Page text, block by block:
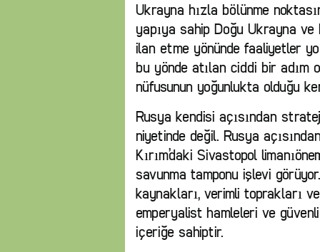
Ukrayna hızla bölünme
yapıya sahip Doğu Ukrayna ve
ilan etme yönünde faaliyetler
bu yönde atılan ciddi bir adım
nüfusunun yoğunlukta olduğu
Rusya kendisi açısından
niyetinde değil. Rusya
Kırım’daki Sivastopol
savunma tamponu işlevi
kaynakları, verimli toprakları
emperyalist hamleleri ve
içeriğe sahiptir.